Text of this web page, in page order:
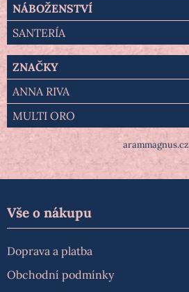
NÁBOŽENSTVÍ
SANTERÍA
ZNAČKY
ANNA RIVA
MULTI ORO
arammagnus.cz
Vše o nákupu
Doprava a platba
Obchodní podmínky